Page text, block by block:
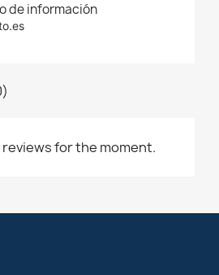
de información
for the moment.